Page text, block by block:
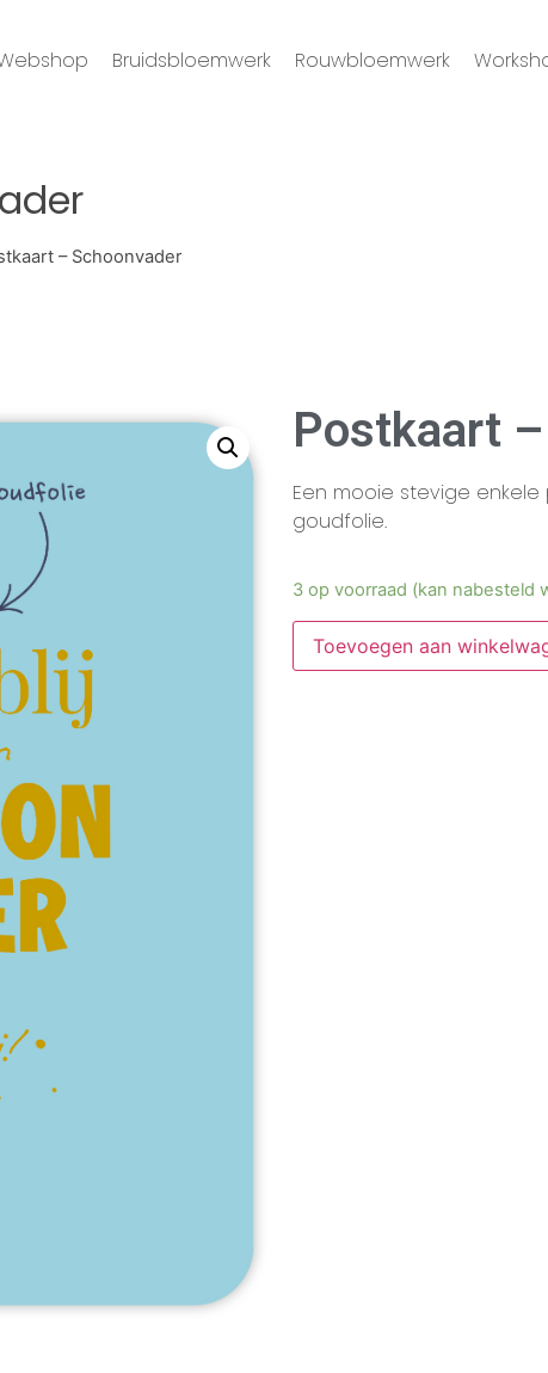
Bruidsbloemwerk Rouwbloemwerk
– Schoonvader
Postkaart
Een mooie stevige
goudfolie.
3 op voorraad (kan nabesteld
Toevoegen aan